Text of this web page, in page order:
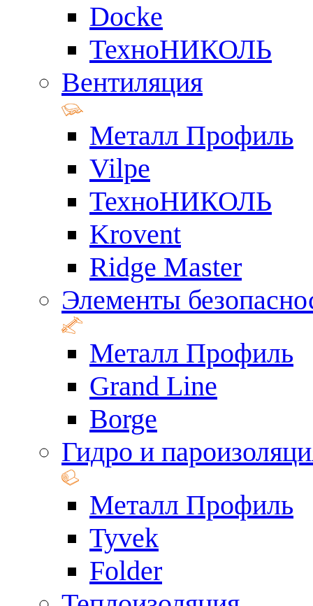
Docke
ТехноНИКОЛЬ
Вентиляция
Металл Профиль
Vilpe
ТехноНИКОЛЬ
Krovent
Ridge Master
Элементы
Металл Профиль
Grand Line
Borge
Гидро и
Металл Профиль
Tyvek
Folder